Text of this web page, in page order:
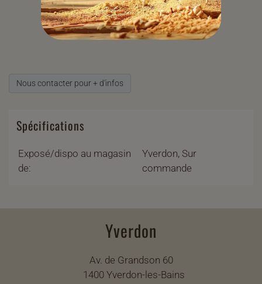
Nous contacter pour + d'infos
Spécifications
Exposé/dispo au magasin
de:
Yverdon, Sur
commande
Yverdon
Av. de Grandson 60
1400 Yverdon-les-Bains